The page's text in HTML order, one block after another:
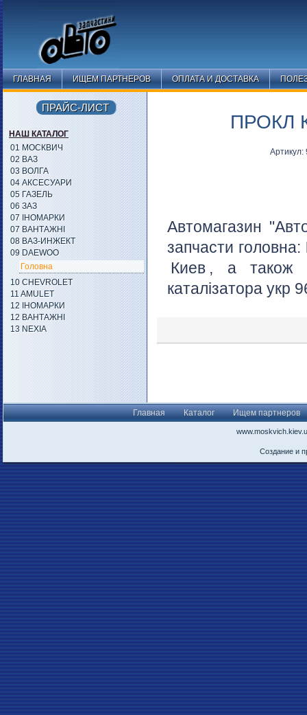
ГЛАВНАЯ ИЩЕМ ПАРТНЕРОВ ОПЛАТА И ДОСТАВКА
ПРОКЛ
Автомагазин
запчасти головна:
Киев , а також
каталізатора укр
ПРАЙС-ЛИСТ
НАШ КАТАЛОГ
01 МОСКВИЧ
02 ВАЗ
03 ВОЛГА
04 АКСЕСУАРИ
05 ГАЗЕЛЬ
06 ЗАЗ
07 ІНОМАРКИ
07 ВАНТАЖНІ
08 ВАЗ-ИНЖЕКТ
09 DAEWOO
Головна
10 CHEVROLET
11 AMULET
12 ІНОМАРКИ
12 ВАНТАЖНІ
13 NEXIA
Главная Каталог Ищем партнеров
Создание и